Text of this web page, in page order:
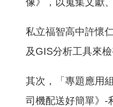
私立福智高中許懷
及GIS分析工具來
其次，「專題應用
司機配送好簡單》-